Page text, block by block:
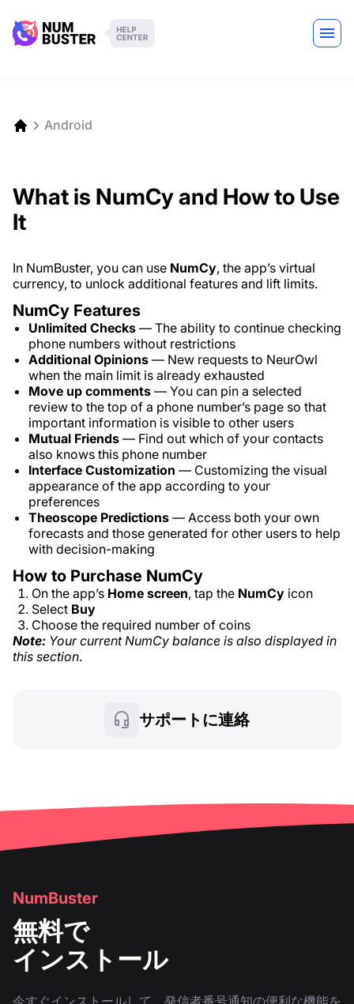
Android
What is NumCy and How to Use
It
In NumBuster, you can use NumCy, the app’s virtual
currency, to unlock additional features and lift limits.
NumCy Features
Unlimited Checks — The ability to continue checking
phone numbers without restrictions
Additional Opinions — New requests to NeurOwl
when the main limit is already exhausted
Move up comments — You can pin a selected
review to the top of a phone number’s page so that
important information is visible to other users
Mutual Friends — Find out which of your contacts
also knows this phone number
Interface Customization — Customizing the visual
appearance of the app according to your
preferences
Theoscope Predictions — Access both your own
forecasts and those generated for other users to help
with decision-making
How to Purchase NumCy
On the app’s Home screen, tap the NumCy icon
Select Buy
Choose the required number of coins
Note: Your current NumCy balance is also displayed in
this section.
サポートに連絡
NumBuster
無料で
インストール
今すぐインストールして、発信者番号通知の便利な機能を